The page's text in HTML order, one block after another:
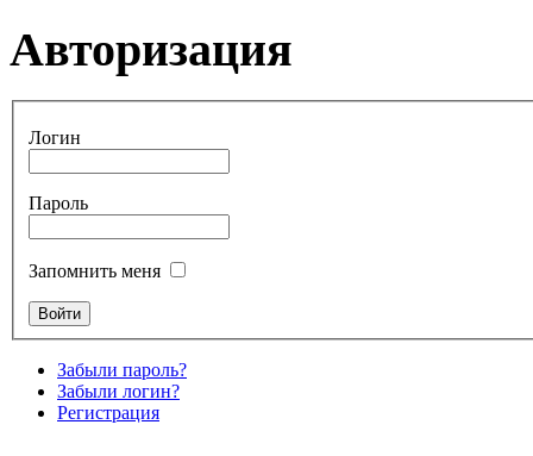
Авторизация
Логин
Пароль
Запомнить меня
Забыли пароль?
Забыли логин?
Регистрация